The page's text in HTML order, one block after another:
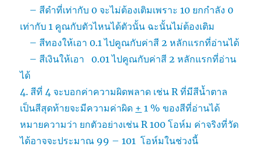
– สีดำที่เท่ากับ 0 จะไม่ต้องเติมเพราะ 10 ยกกำลัง 0
เท่ากับ 1 คูณกับตัวไหนได้ตัวนั้น ฉะนั้นไม่ต้องเติม
– สีทองให้เอา 0.1 ไปคูณกับค่าสี 2 หลักแรกที่อ่านได้
– สีเงินให้เอา 0.01 ไปคูณกับค่าสี 2 หลักแรกที่อ่าน
ได้
4. สีที่ 4 จะบอกค่าความผิดพลาด เช่น R ที่มีสีน้ำตาล
เป็นสีสุดท้ายจะมีความค่าผิด + 1 % ของสีที่อ่านได้
หมายความว่า ยกตัวอย่างเช่น R 100 โอห์ม ค่าจริงที่วัด
ได้อาจจะประมาณ 99 – 101 โอห์มในช่วงนี้